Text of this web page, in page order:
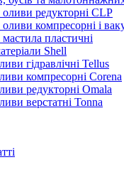
оливи редукторні CLP
компресорні і
пластичні
Shell
гідравлічні Tellus
компресорні Corena
редукторні Omala
верстатні Tonna